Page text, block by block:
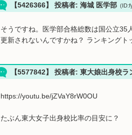
【5426366】 投稿者: 海城 医学部
そうですね。医学部合格総数は国公立35
更新されないんですかね？ ランキングト
【5577842】 投稿者: 東大娘出身校ラ
https://youtu.be/jZVaY8rW0OU
たぶん東大女子出身校比率の目安に？